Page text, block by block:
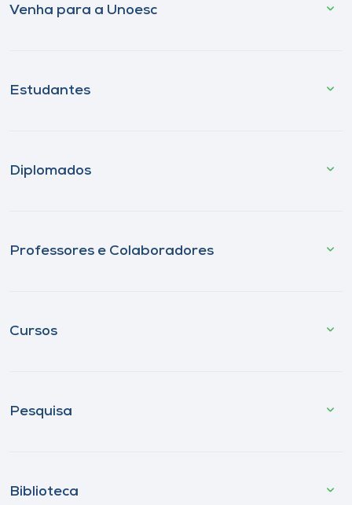
Venha para a Unoesc
Estudantes
Diplomados
Professores e Colaboradores
Cursos
Pesquisa
Biblioteca